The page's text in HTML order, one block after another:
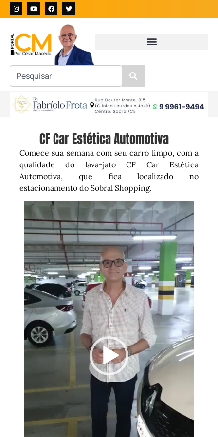
CF Car Estética Automotiva
Comece sua semana com seu carro limpo, com a
qualidade do lava-jato CF Car Estética
Automotiva, que fica localizado no
estacionamento do Sobral Shopping.
Tocador
de
vídeo